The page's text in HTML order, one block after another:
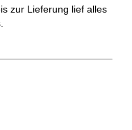
zur Lieferung lief alles